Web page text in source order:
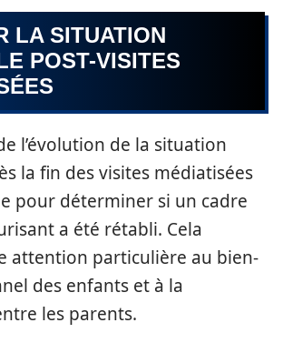
LA SITUATION
POST-VISITES
l’évolution de la situation
la fin des visites médiatisées
pour déterminer si un cadre
a été rétabli. Cela
attention particulière au bien-
des enfants et à la
les parents.